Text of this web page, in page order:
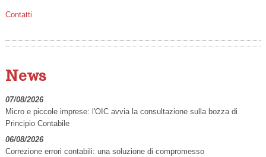
Contatti
News
07/08/2026
Micro e piccole imprese: l'OIC avvia la consultazione sulla bozza di
Principio Contabile
06/08/2026
Correzione errori contabili: una soluzione di compromesso